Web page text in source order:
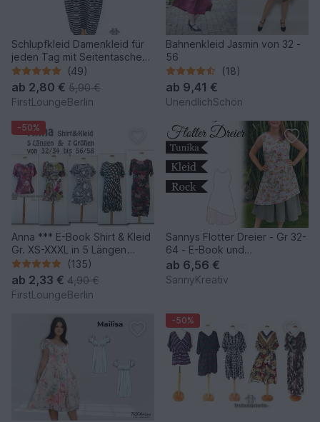
Schlupfkleid Damenkleid für
jeden Tag mit Seitentaschen
- Sommerkleid Jerseykleid
Tunika Nähen mit nur kleinem
Schnitt
(49)
ab 2,80 € 5,90 €
FirstLoungeBerlin
Bahnenkleid Jasmin von 32 -
56
(18)
ab 9,41 €
UnendlichSchön
-50%
Anna *** E-Book Shirt & Kleid
Gr. XS-XXXL in 5 Längen
Nähanleitung mit
Schnittmuster Design von
firstloungeberlin
(135)
ab 2,33 € 4,90 €
FirstLoungeBerlin
Sannys Flotter Dreier - Gr 32-
64 - E-Book und
Nähanleitung
ab 6,56 €
SannyKreativ
-50%